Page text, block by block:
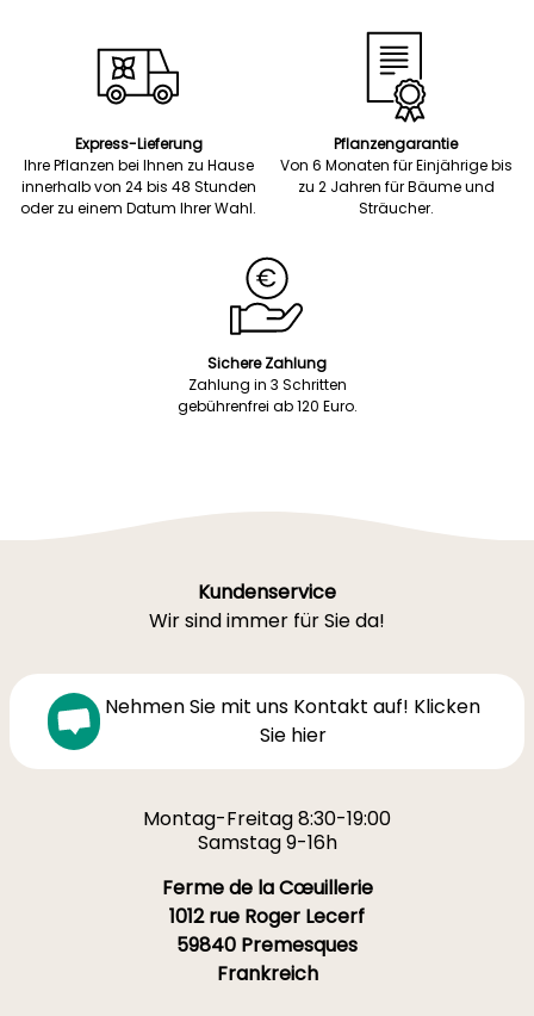
Express-Lieferung
Ihre Pflanzen bei Ihnen zu Hause
innerhalb von 24 bis 48 Stunden
oder zu einem Datum Ihrer Wahl.
Pflanzengarantie
Von 6 Monaten für Einjährige bis
zu 2 Jahren für Bäume und
Sträucher.
Sichere Zahlung
Zahlung in 3 Schritten
gebührenfrei ab 120 Euro.
Kundenservice
Wir sind immer für Sie da!
Nehmen Sie mit uns Kontakt auf! Klicken
Sie hier
Montag-Freitag 8:30-19:00
Samstag 9-16h
Ferme de la Cœuillerie
1012 rue Roger Lecerf
59840 Premesques
Frankreich